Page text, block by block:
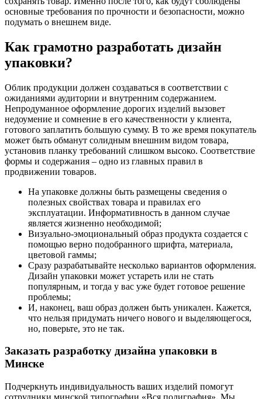
основные требования по прочности и безопасности, можно
подумать о внешнем виде.
Как грамотно разработать дизайн
упаковки?
Облик продукции должен создаваться в соответствии с
ожиданиями аудитории и внутренним содержанием.
Непродуманное оформление дорогих изделий вызовет
недоумение и сомнение в его качественности у клиента,
готового заплатить большую сумму. В то же время покупатель
может быть обманут солидным внешним видом товара,
установив планку требований слишком высоко. Соответствие
формы и содержания – одно из главных правил в
продвижении товаров.
На упаковке должны быть размещены сведения о
полезных свойствах товара и правилах его
эксплуатации. Информативность в данном случае
является жизненно необходимой;
Визуально-эмоциональный образ продукта создается с
помощью верно подобранного шрифта, материала,
цветовой гаммы;
Сразу разрабатывайте несколько вариантов оформления.
Дизайн упаковки может устареть или не стать
популярным, и тогда у вас уже будет готовое решение
проблемы;
И, наконец, ваш образ должен быть уникален. Кажется,
что нельзя придумать ничего нового и выделяющегося,
но, поверьте, это не так.
Заказать разработку дизайна упаковки в
Минске
Подчеркнуть индивидуальность ваших изделий помогут